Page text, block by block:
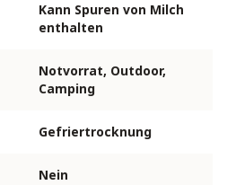
Kann Spuren von Milch
enthalten
Notvorrat, Outdoor,
Camping
Gefriertrocknung
Nein